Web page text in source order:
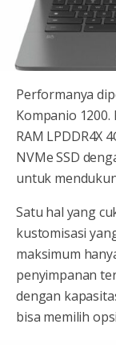
Performanya
Kompanio
RAM LPDDR4X
NVMe SSD
untuk
Satu hal yang
kustomisasi
maksimum
penyimpanan
dengan
bisa memilih